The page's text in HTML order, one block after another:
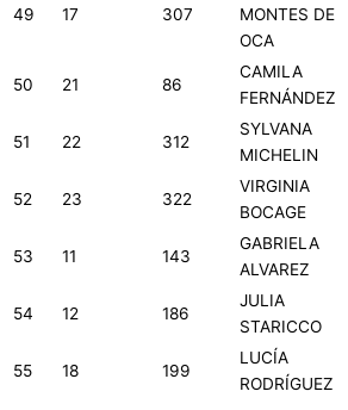
49 17 307
MONTES DE
OCA
50 21 86
CAMILA
FERNÁNDEZ
51 22 312
SYLVANA
MICHELIN
52 23 322
VIRGINIA
BOCAGE
53 11 143
GABRIELA
ALVAREZ
54 12 186
JULIA
STARICCO
55 18 199
LUCÍA
RODRÍGUEZ